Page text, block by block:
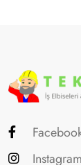
Instagram